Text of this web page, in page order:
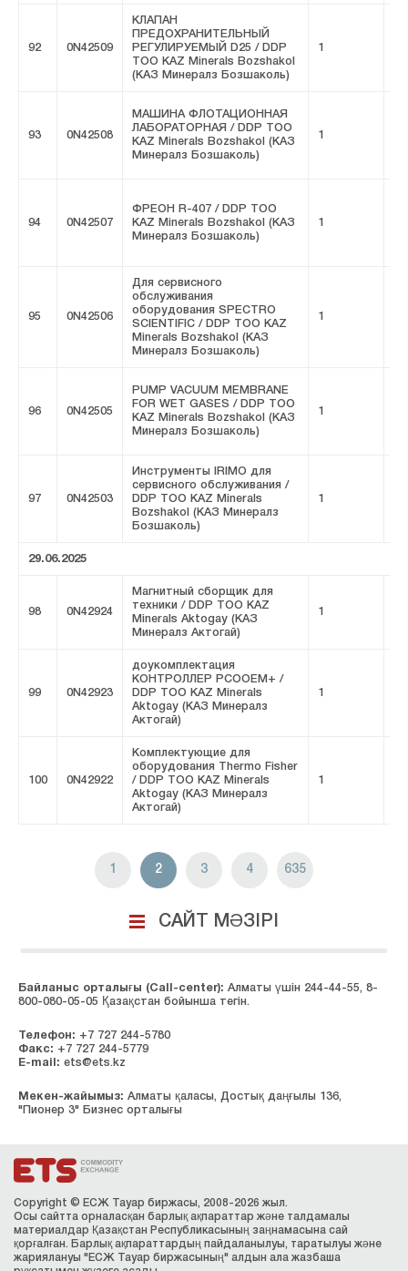
92 0N42509
КЛАПАН
ПРЕДОХРАНИТЕЛЬНЫЙ
РЕГУЛИРУЕМЫЙ D25 / DDP
ТОО KAZ Minerals Bozshakol
(КАЗ Минералз Бозшаколь)
1
93 0N42508
МАШИНА ФЛОТАЦИОННАЯ
ЛАБОРАТОРНАЯ / DDP ТОО
KAZ Minerals Bozshakol (КАЗ
Минералз Бозшаколь)
1
94 0N42507
ФРЕОН R-407 / DDP ТОО
KAZ Minerals Bozshakol (КАЗ
Минералз Бозшаколь)
1
95 0N42506
Для сервисного
обслуживания
оборудования SPECTRO
SCIENTIFIC / DDP ТОО KAZ
Minerals Bozshakol (КАЗ
Минералз Бозшаколь)
1
96 0N42505
PUMP VACUUM MEMBRANE
FOR WET GASES / DDP ТОО
KAZ Minerals Bozshakol (КАЗ
Минералз Бозшаколь)
1
97 0N42503
Инструменты IRIMO для
сервисного обслуживания /
DDP ТОО KAZ Minerals
Bozshakol (КАЗ Минералз
Бозшаколь)
1
29.06.2025
98 0N42924
Магнитный сборщик для
техники / DDP ТОО KAZ
Minerals Aktogay (КАЗ
Минералз Актогай)
1
99 0N42923
доукомплектация
КОНТРОЛЛЕР PCOOEM+ /
DDP ТОО KAZ Minerals
Aktogay (КАЗ Минералз
Актогай)
1
100 0N42922
Комплектующие для
оборудования Thermo Fisher
/ DDP ТОО KAZ Minerals
Aktogay (КАЗ Минералз
Актогай)
1
1 2 3 4 635
САЙТ МӘЗІРІ
Байланыс орталығы (Сall-center): Алматы үшін 244-44-55, 8-
800-080-05-05 Қазақстан бойынша тегін.
Телефон: +7 727 244-5780
Факс: +7 727 244-5779
E-mail: ets@ets.kz
Мекен-жайымыз: Алматы қаласы, Достық даңғылы 136,
"Пионер 3" Бизнес орталығы
Copyright © ЕСЖ Тауар биржасы, 2008-2026 жыл.
Осы сайтта орналасқан барлық ақпараттар және талдамалы
материалдар Қазақстан Республикасының заңнамасына сай
қорғалған. Барлық ақпараттардың пайдаланылуы, таратылуы және
жариялануы "ЕСЖ Тауар биржасының" алдын ала жазбаша